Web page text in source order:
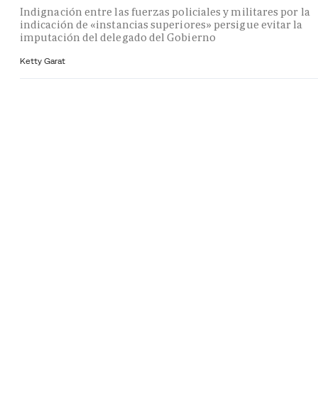
Indignación entre las fuerzas policiales y militares por la
indicación de «instancias superiores» persigue evitar la
imputación del delegado del Gobierno
Ketty Garat